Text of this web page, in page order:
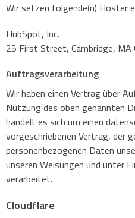
Wir setzen folgende(n) Hoster
HubSpot, Inc.
25 First Street, Cambridge, MA
Auftragsverarbeitung
Wir haben einen Vertrag über
Nutzung des oben genannten
handelt es sich um einen
vorgeschriebenen Vertrag, der
personenbezogenen Daten
unseren Weisungen und unter
verarbeitet.
Cloudflare